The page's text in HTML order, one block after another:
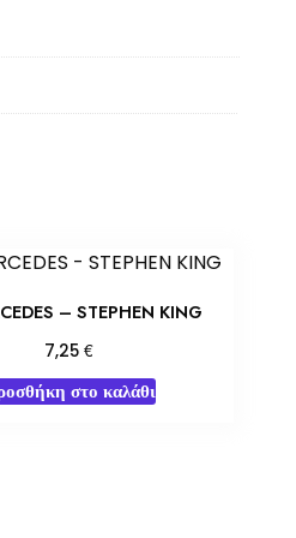
– STEPHEN KING
7,25 €
στο καλάθι